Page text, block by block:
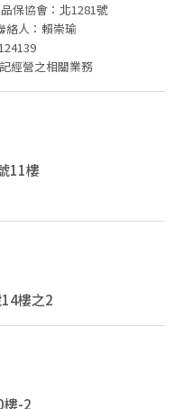
品保協會：北1281號
絡人：賴崇瑜
經營之相關業務
11樓
樓之2
樓-2